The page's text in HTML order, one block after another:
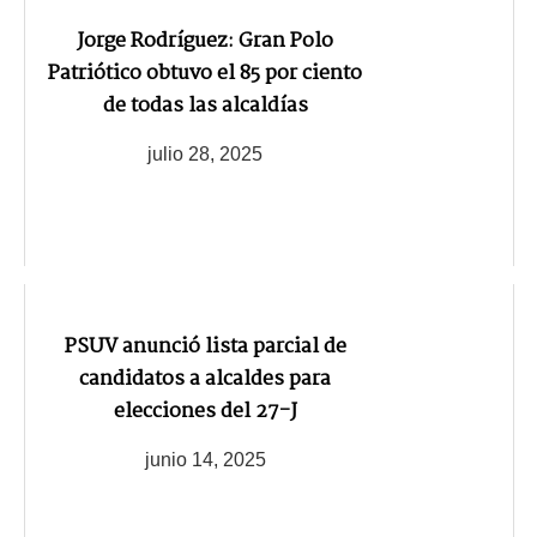
Jorge Rodríguez: Gran Polo
Patriótico obtuvo el 85 por ciento
de todas las alcaldías
julio 28, 2025
PSUV anunció lista parcial de
candidatos a alcaldes para
elecciones del 27-J
junio 14, 2025